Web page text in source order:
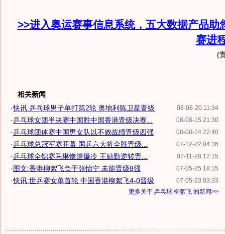
>>进入奥运赛事信息系统，五大数据产品助
赛进
(
相关新闻
08-08-20 11:34
·快讯:乒乓球男子单打第2轮 奥地利陈卫星晋级
08-08-15 21:30
·乒乓球女团半决赛中国胜中国香港晋级决赛...
08-08-14 22:40
·乒乓球团体赛中国男女队以不败战绩晋级四强
07-12-22 04:36
·乒乓球总冠军赛开幕 国乒六大将全胜晋级...
07-11-28 12:15
·乒乓球全锦赛马琳惨遭爆冷 王励勤逆转晋...
07-05-25 18:15
·图文:香港柳絮飞负于张怡宁 未能晋级8强
07-05-23 03:33
·快讯:世乒赛女单首轮 中国香港柳絮飞4-0晋级
更多关于 乒乓球 柳絮飞 的新闻>>